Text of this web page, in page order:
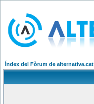
Índex del Fòrum de alternativa.cat